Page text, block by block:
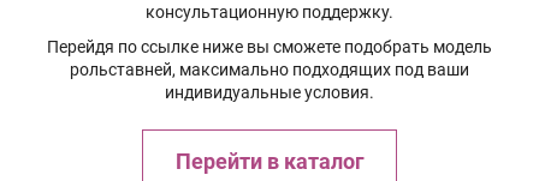
консультационную поддержку.
Перейдя по ссылке ниже вы сможете подобрать модель
рольставней, максимально подходящих под ваши
индивидуальные условия.
Перейти в каталог